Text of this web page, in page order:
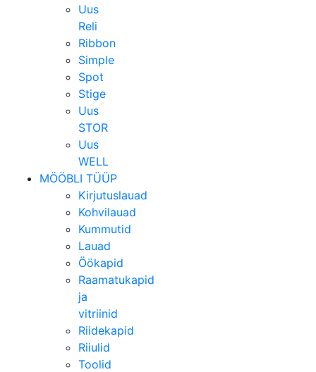
Uus
Reli
Ribbon
Simple
Spot
Stige
Uus
STOR
Uus
WELL
MÖÖBLI TÜÜP
Kirjutuslauad
Kohvilauad
Kummutid
Lauad
Öökapid
Raamatukapid
ja
vitriinid
Riidekapid
Riiulid
Toolid